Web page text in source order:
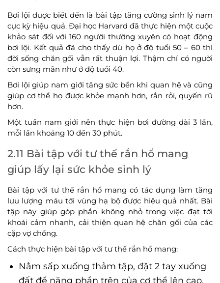
Bơi lội được biết đến là bài tập tăng cường sinh lý nam
cực kỳ hiệu quả. Đại học Harvard đã thực hiện một cuộc
khảo sát đối với 160 người thường xuyên có hoạt động
bơi lội. Kết quả đã cho thấy dù họ ở độ tuổi 50 – 60 thì
đời sống chăn gối vẫn rất thuận lợi. Thậm chí có người
còn sưng mãn như ở độ tuổi 40.
Bơi lội giúp nam giới tăng sức bền khi quan hệ và cũng
giúp cơ thể họ được khỏe mạnh hơn, rắn rỏi, quyến rũ
hơn.
Một tuần nam giới nên thực hiện bơi đường dài 3 lần,
mỗi lần khoảng 10 đến 30 phút.
2.11 Bài tập với tư thế rắn hổ mang
giúp lấy lại sức khỏe sinh lý
Bài tập với tư thế rắn hổ mang có tác dụng làm tăng
lưu lượng máu tới vùng hạ bộ được hiệu quả nhất. Bài
tập này giúp góp phần không nhỏ trong việc đạt tới
khoái cảm nhanh, cải thiện quan hệ chăn gối của các
cặp vợ chồng.
Cách thực hiện bài tập với tư thế rắn hổ mang:
Nằm sấp xuống thảm tập, đặt 2 tay xuống
đất để năng phần trên của cơ thể lên cao,